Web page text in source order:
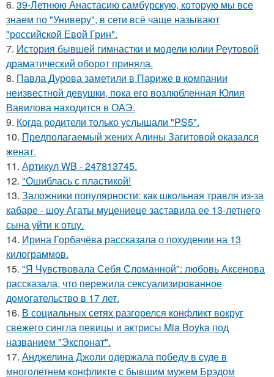
6. 39-Летнюю Анастасию самбурскую, которую мы все
знаем по "Универу", в сети всё чаще называют
"российской Евой Грин".
7. История бывшей гимнастки и модели юлии Реутовой
драматический оборот приняла.
8. Павла Дурова заметили в Париже в компании
неизвестной девушки, пока его возлюбленная Юлия
Вавилова находится в ОАЭ.
9. Когда родители только услышали "PS5".
10. Предполагаемый жених Алины Загитовой оказался
женат.
11. Артикул WB - 247813745.
12. "Ошиблась с пластикой!
13. Заложники популярности: как школьная травля из-за
кабаре - шоу Агаты муцениеце заставила ее 13-летнего
сына уйти к отцу.
14. Ирина Горбачёва рассказала о похудении на 13
килограммов.
15. "Я Чувствовала Себя Сломанной": любовь Аксенова
рассказала, что пережила сексуализированное
домогательство в 17 лет.
16. В социальных сетях разгорелся конфликт вокруг
свежего сингла певицы и актрисы Mia Boyka под
названием "Экспонат".
17. Анджелина Джоли одержала победу в суде в
многолетнем конфликте с бывшим мужем Брэдом